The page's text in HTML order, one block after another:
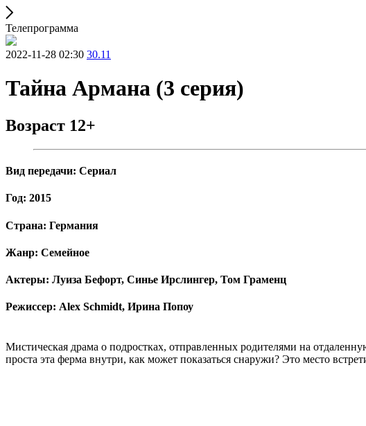
Телепрограмма
2022-11-28 02:30 30.11
Тайна Армана (3 серия)
Возраст 12+
Вид передачи: Сериал
Год: 2015
Страна: Германия
Жанр: Семейное
Актеры: Луиза Бефорт, Синье Ирслингер, Том Граменц
Режиссер: Alex Schmidt, Ирина Попоу
Мистическая драма о подростках, отправленных родителями на
проста эта ферма внутри, как может показаться снаружи? Это место